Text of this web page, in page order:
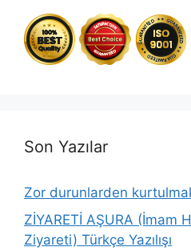
Son Yazılar
Zor durunlarden
ZİYARETİ AŞURA (İmam
Ziyareti) Türkçe Yazılışı